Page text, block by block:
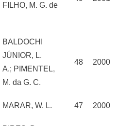
FILHO, M. G. de
BALDOCHI
JÚNIOR, L.
A.; PIMENTEL,
M. da G. C.
48 2000
MARAR, W. L. 47 2000